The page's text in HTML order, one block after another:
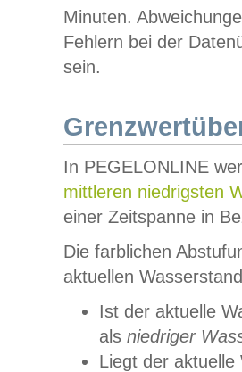
Minuten.
Fehlern bei der
sein.
In PEGELONLINE
mittleren niedrigsten
einer Zeitspanne in
Die farblichen
aktuellen
Ist der aktuelle
als niedriger
Liegt der